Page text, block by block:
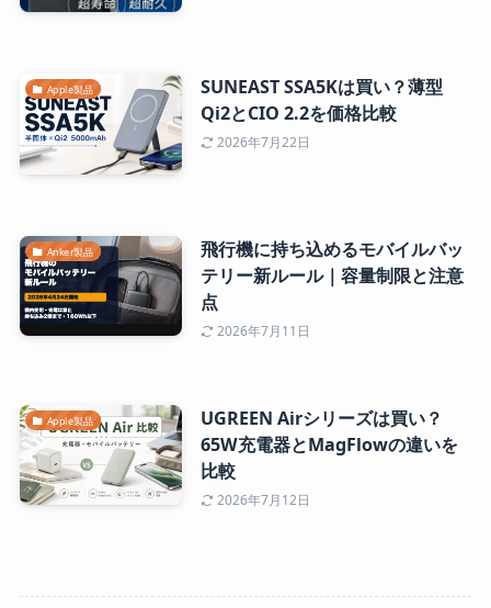
Apple製品
SUNEAST SSA5Kは買い？薄型
Qi2とCIO 2.2を価格比較
2026年7月22日
Anker製品
飛行機に持ち込めるモバイルバッ
テリー新ルール｜容量制限と注意
点
2026年7月11日
Apple製品
UGREEN Airシリーズは買い？
65W充電器とMagFlowの違いを
比較
2026年7月12日